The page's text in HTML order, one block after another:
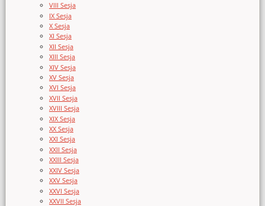
VIII Sesja
IX Sesja
X Sesja
XI Sesja
XII Sesja
XIII Sesja
XIV Sesja
XV Sesja
XVI Sesja
XVII Sesja
XVIII Sesja
XIX Sesja
XX Sesja
XXI Sesja
XXII Sesja
XXIII Sesja
XXIV Sesja
XXV Sesja
XXVI Sesja
XXVII Sesja